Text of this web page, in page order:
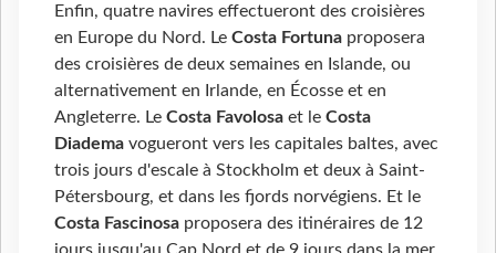
Enfin, quatre navires effectueront des croisières
en Europe du Nord. Le Costa Fortuna proposera
des croisières de deux semaines en Islande, ou
alternativement en Irlande, en Écosse et en
Angleterre. Le Costa Favolosa et le Costa
Diadema vogueront vers les capitales baltes, avec
trois jours d'escale à Stockholm et deux à Saint-
Pétersbourg, et dans les fjords norvégiens. Et le
Costa Fascinosa proposera des itinéraires de 12
jours jusqu'au Cap Nord et de 9 jours dans la mer